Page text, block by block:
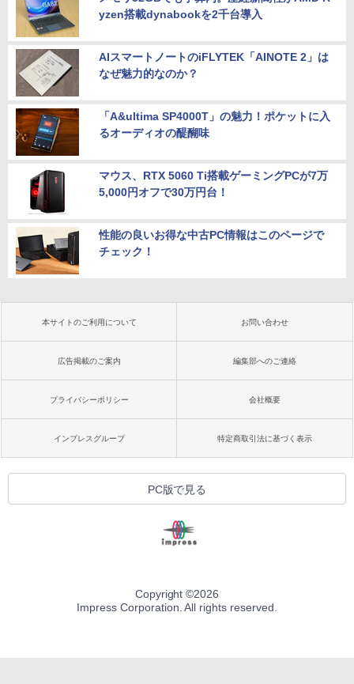
yzen搭載dynabookを2千台導入
AIスマートノートのiFLYTEK「AINOTE 2」は
なぜ魅力的なのか？
「A&ultima SP4000T」の魅力！ポケットに入
るオーディオの醍醐味
マウス、RTX 5060 Ti搭載ゲーミングPCが7万
5,000円オフで30万円台！
性能の良いお得な中古PC情報はこのページで
チェック！
本サイトのご利用について お問い合わせ
広告掲載のご案内 編集部へのご連絡
プライバシーポリシー 会社概要
インプレスグループ 特定商取引法に基づく表示
PC版で見る
Copyright ©2026
Impress Corporation. All rights reserved.